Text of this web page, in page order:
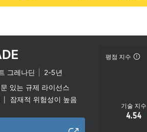
그레나딘 2-5년
있는 규제 라이선스
잠재적 위험성이 높음
평점 지수
기술 지수
4.54